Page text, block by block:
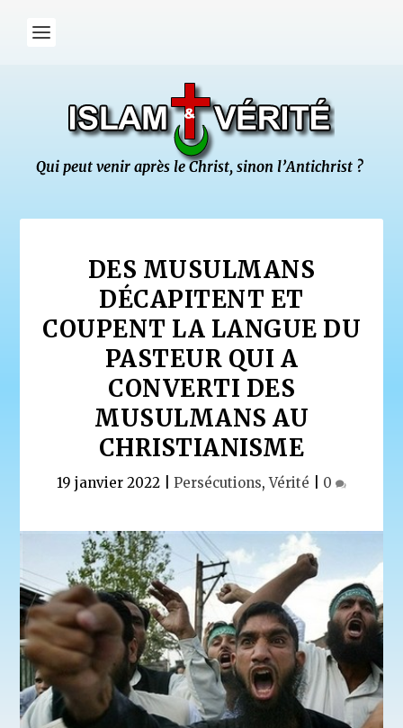
DES MUSULMANS
DÉCAPITENT ET
COUPENT LA LANGUE DU
PASTEUR QUI A
CONVERTI DES
MUSULMANS AU
CHRISTIANISME
19 janvier 2022 Persécutions,Vérité 0